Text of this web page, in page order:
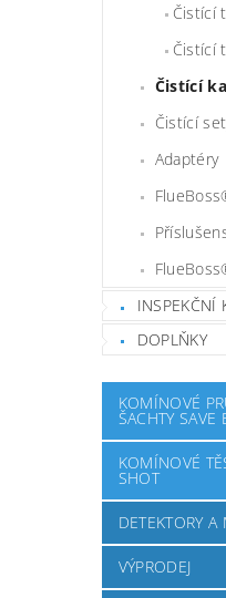
Čistící
Čistící
Čistící
Čistící
Adaptéry
INSPEKČNÍ
DOPLŇKY
KOMÍNOVÉ
ŠACHTY SAVE
KOMÍNOVÉ
SHOT
DETEKTORY
VÝPRODEJ